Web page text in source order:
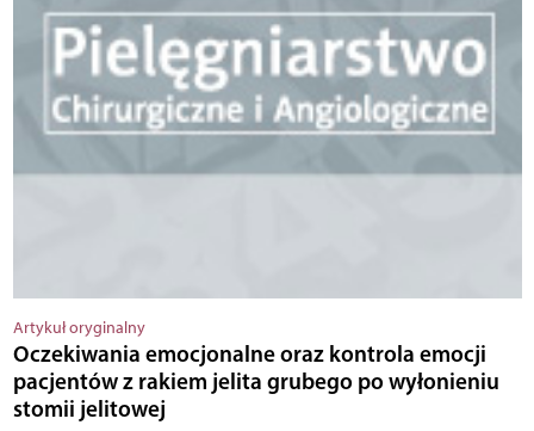
Artykuł oryginalny
Oczekiwania emocjonalne oraz kontrola emocji
pacjentów z rakiem jelita grubego po wyłonieniu
stomii jelitowej